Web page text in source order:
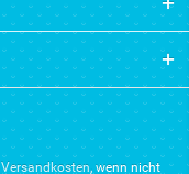
Versandkosten, wenn nicht